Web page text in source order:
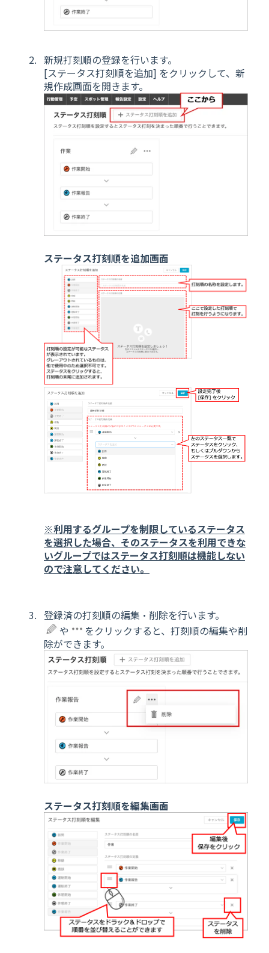
新規打刻順の登録を行います。
[ステータス打刻順を追加] をクリックして、新
規作成画面を開きます。
ステータス打刻順を追加画面
※利用するグループを制限しているステータス
を選択した場合、そのステータスを利用できな
いグループではステータス打刻順は機能しない
ので注意してください。
登録済の打刻順の編集・削除を行います。
や
をクリックすると、打刻順の編集や削
除ができます。
ステータス打刻順を編集画面